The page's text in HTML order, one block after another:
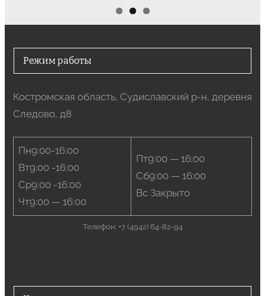
Режим работы
Костромская область, Судиславский р-н, деревня
Следово, д8
Пн9:00-16:00
Вт9:00 -16:00
Ср9:00 -16:00
Чт9:00 — 16:00
Пт9:00 — 16:00
Сб9:00 — 16:00
Вс Закрыто
Телефон: +7 (4942) 64-82-94